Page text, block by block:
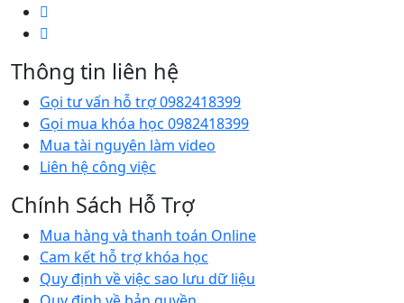
Thông tin liên hệ
Gọi tư vấn hỗ trợ 0982418399
Gọi mua khóa học 0982418399
Mua tài nguyên làm video
Liên hệ công việc
Chính Sách Hỗ Trợ
Mua hàng và thanh toán Online
Cam kết hỗ trợ khóa học
Quy định về việc sao lưu dữ liệu